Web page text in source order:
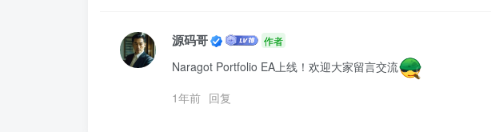
源码哥 作者
Naragot Portfolio EA上线！欢迎大家留言交流
1年前 回复